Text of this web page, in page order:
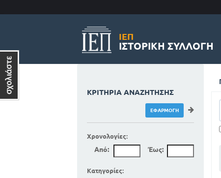
ΙΕΠ
ΙΣΤΟΡΙΚΉ ΣΥΛΛΟΓΉ
ΚΡΙΤΉΡΙΑ ΑΝΑΖΉΤΗΣΗΣ
Χρονολογίες:
Από: Έως:
Κατηγορίες: